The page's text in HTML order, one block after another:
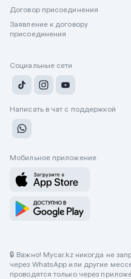
Договор присоединения
Заявление к договору
присоединения
Социальные сети
Написать в чат с поддержкой
Мобильное приложение
🔒 Важно! Mycar.kz никогда не
через WhatsApp или другие
проводятся только через